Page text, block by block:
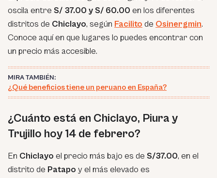
oscila entre S/ 37.00 y S/ 60.00 en los diferentes
distritos de Chiclayo, según Facilito de Osinergmin.
Conoce aquí en que lugares lo puedes encontrar con
un precio más accesible.
MIRA TAMBIÉN:
¿Qué beneficios tiene un peruano en España?
¿Cuánto está en Chiclayo, Piura y
Trujillo hoy 14 de febrero?
En Chiclayo el precio más bajo es de S/37.00, en el
distrito de Patapo y el más elevado es